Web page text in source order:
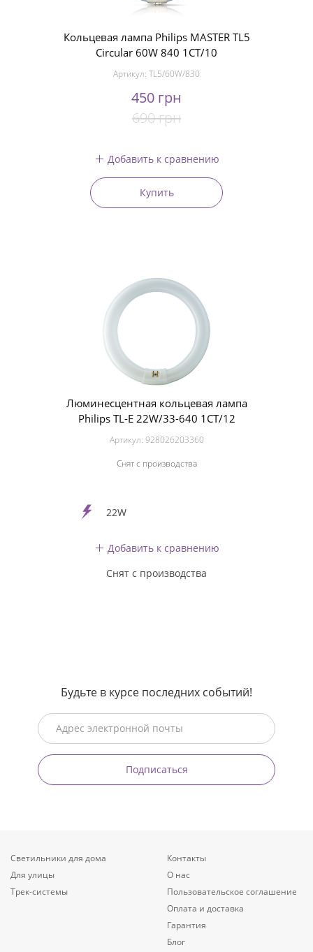
Кольцевая лампа Philips MASTER TL5
Circular 60W 840 1CT/10
Артикул: TL5/60W/830
450 грн
690 грн
Добавить к сравнению
Купить
Люминесцентная кольцевая лампа
Philips TL-E 22W/33-640 1CT/12
Артикул: 928026203360
Снят с производства
22W
Добавить к сравнению
Снят с производства
Будьте в курсе последних событий!
Подписаться
Светильники для дома
Для улицы
Трек-системы
Контакты
О нас
Пользовательское соглашение
Оплата и доставка
Гарантия
Блог